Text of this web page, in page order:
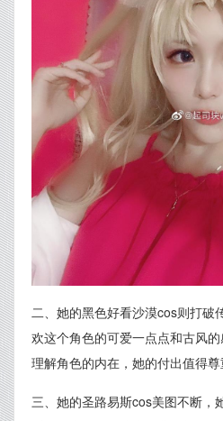
二、她的黑色好看沙漠cos则打破
欢这个角色的可爱一点点和古风
理解角色的内在，她的付出值得尊
三、她的圣路易斯cos美图不断，